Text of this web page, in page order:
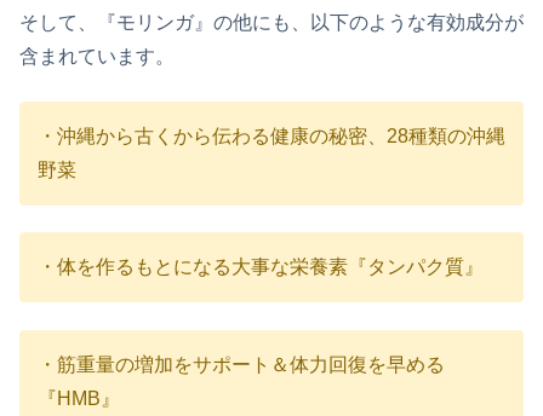
そして、『モリンガ』の他にも、以下のような有効成分が
含まれています。
・沖縄から古くから伝わる健康の秘密、28種類の沖縄
野菜
・体を作るもとになる大事な栄養素『タンパク質』
・筋重量の増加をサポート＆体力回復を早める
『HMB』